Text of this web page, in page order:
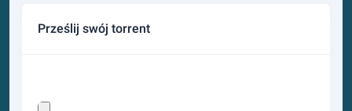
Prześlij swój torrent